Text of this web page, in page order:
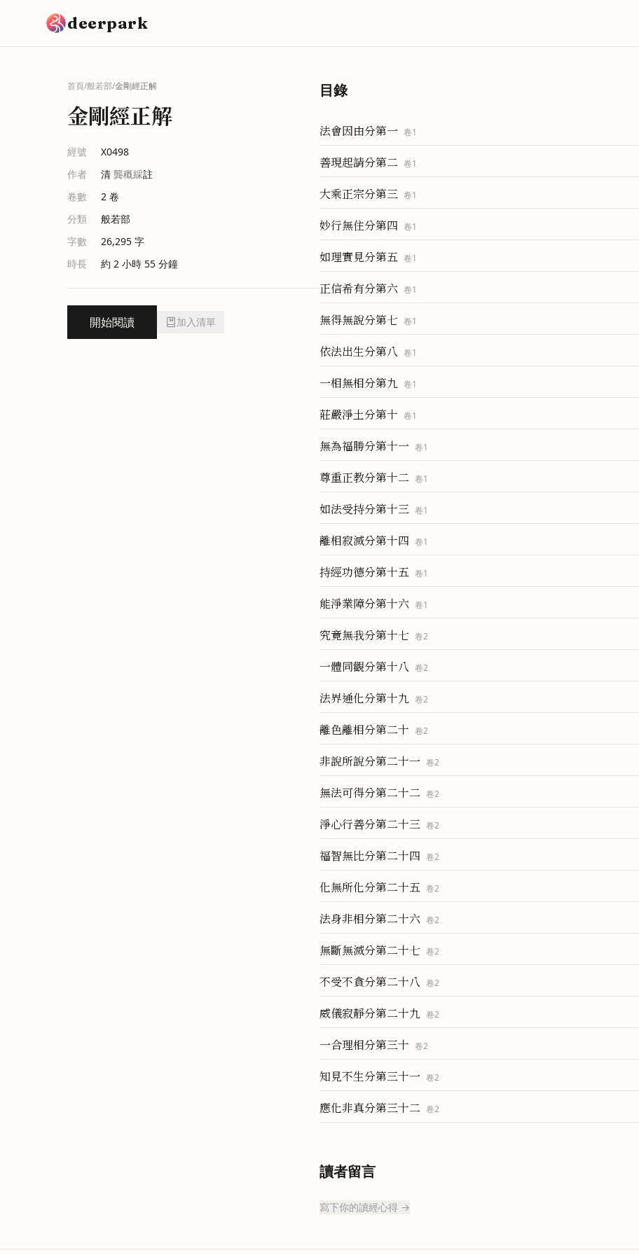
deerpark
首頁/般若部/金剛經正解
金剛經正解
經號
X0498
作者
清 龔穊綵註
卷數
2 卷
分類
般若部
字數
26,295 字
時長
約 2 小時 55 分鐘
開始閱讀 加入清單
目錄
法會因由分第一 卷1
善現起請分第二 卷1
大乘正宗分第三 卷1
妙行無住分第四 卷1
如理實見分第五 卷1
正信希有分第六 卷1
無得無說分第七 卷1
依法出生分第八 卷1
一相無相分第九 卷1
莊嚴淨土分第十 卷1
無為福勝分第十一 卷1
尊重正教分第十二 卷1
如法受持分第十三 卷1
離相寂滅分第十四 卷1
持經功德分第十五 卷1
能淨業障分第十六 卷1
究竟無我分第十七 卷2
一體同觀分第十八 卷2
法界通化分第十九 卷2
離色離相分第二十 卷2
非說所說分第二十一 卷2
無法可得分第二十二 卷2
淨心行善分第二十三 卷2
福智無比分第二十四 卷2
化無所化分第二十五 卷2
法身非相分第二十六 卷2
無斷無滅分第二十七 卷2
不受不貪分第二十八 卷2
威儀寂靜分第二十九 卷2
一合理相分第三十 卷2
知見不生分第三十一 卷2
應化非真分第三十二 卷2
讀者留言
寫下你的讀經心得 →